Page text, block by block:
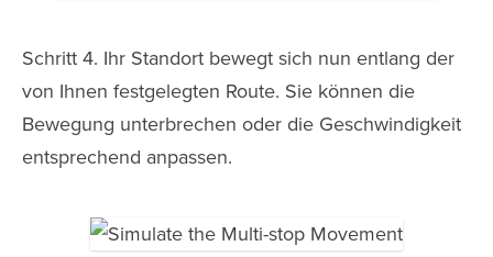
Schritt 4. Ihr Standort bewegt sich nun entlang der
von Ihnen festgelegten Route. Sie können die
Bewegung unterbrechen oder die Geschwindigkeit
entsprechend anpassen.